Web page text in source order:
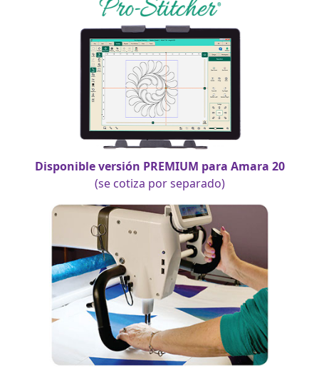
Disponible versión PREMIUM para Amara 20
(se cotiza por separado)